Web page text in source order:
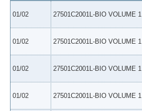
01/02 27501C2001L-BIO VOLUME 1
01/02 27501C2001L-BIO VOLUME 1
01/02 27501C2001L-BIO VOLUME 1
01/02 27501C2001L-BIO VOLUME 1